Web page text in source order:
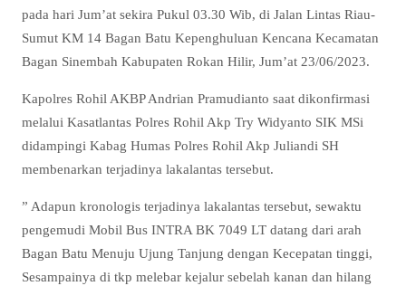
pada hari Jum’at sekira Pukul 03.30 Wib, di Jalan Lintas Riau-
Sumut KM 14 Bagan Batu Kepenghuluan Kencana Kecamatan
Bagan Sinembah Kabupaten Rokan Hilir, Jum’at 23/06/2023.
Kapolres Rohil AKBP Andrian Pramudianto saat dikonfirmasi
melalui Kasatlantas Polres Rohil Akp Try Widyanto SIK MSi
didampingi Kabag Humas Polres Rohil Akp Juliandi SH
membenarkan terjadinya lakalantas tersebut.
” Adapun kronologis terjadinya lakalantas tersebut, sewaktu
pengemudi Mobil Bus INTRA BK 7049 LT datang dari arah
Bagan Batu Menuju Ujung Tanjung dengan Kecepatan tinggi,
Sesampainya di tkp melebar kejalur sebelah kanan dan hilang